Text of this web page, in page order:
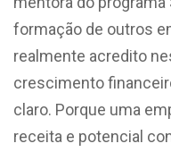
formação de outros
realmente acredito
crescimento
claro. Porque uma
receita e potencial